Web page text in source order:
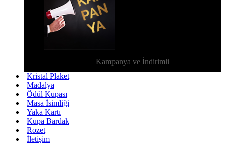
Kampanya ve İndirimli
Kristal Plaket
Madalya
Ödül Kupası
Masa İsimliği
Yaka Kartı
Kupa Bardak
Rozet
İletişim